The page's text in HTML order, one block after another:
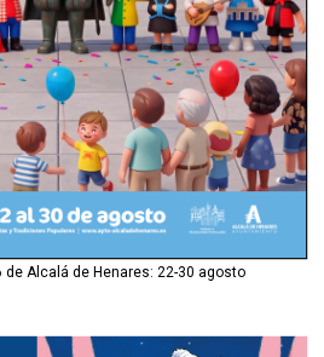
de Alcalá de Henares: 22-30 agosto